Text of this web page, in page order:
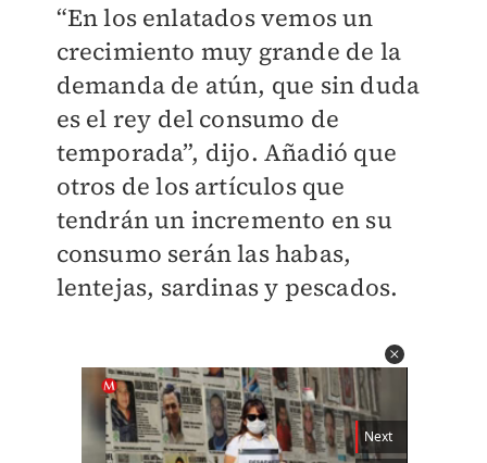
“En los enlatados vemos un
crecimiento muy grande de la
demanda de atún, que sin duda
es el rey del consumo de
temporada”, dijo. Añadió que
otros de los artículos que
tendrán un incremento en su
consumo serán las habas,
lentejas, sardinas y pescados.